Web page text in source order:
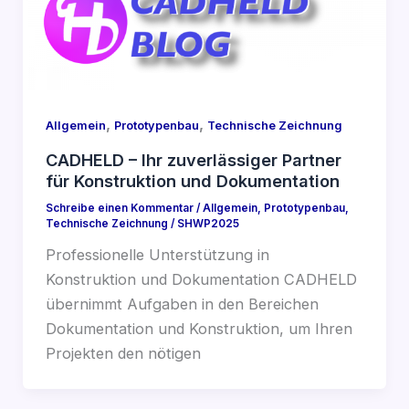
Allgemein, Prototypenbau, Technische Zeichnung
CADHELD – Ihr zuverlässiger Partner
für Konstruktion und Dokumentation
Schreibe einen Kommentar / Allgemein, Prototypenbau,
Technische Zeichnung / SHWP2025
Professionelle Unterstützung in
Konstruktion und Dokumentation CADHELD
übernimmt Aufgaben in den Bereichen
Dokumentation und Konstruktion, um Ihren
Projekten den nötigen